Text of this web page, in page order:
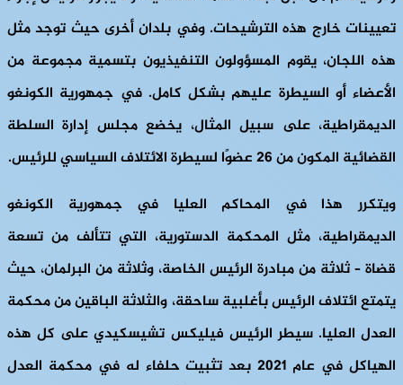
تعيينات خارج هذه الترشيحات. وفي بلدان أخرى حيث توجد مثل
هذه اللجان، يقوم المسؤولون التنفيذيون بتسمية مجموعة من
الأعضاء أو السيطرة عليهم بشكل كامل. في جمهورية الكونغو
الديمقراطية، على سبيل المثال، يخضع مجلس إدارة السلطة
القضائية المكون من 26 عضوًا لسيطرة الائتلاف السياسي للرئيس.
ويتكرر هذا في المحاكم العليا في جمهورية الكونغو
الديمقراطية، مثل المحكمة الدستورية، التي تتألف من تسعة
قضاة – ثلاثة من مبادرة الرئيس الخاصة، وثلاثة من البرلمان، حيث
يتمتع ائتلاف الرئيس بأغلبية ساحقة، والثلاثة الباقين من محكمة
العدل العليا. سيطر الرئيس فيليكس تشيسكيدي على كل هذه
الهياكل في عام 2021 بعد تثبيت حلفاء له في محكمة العدل